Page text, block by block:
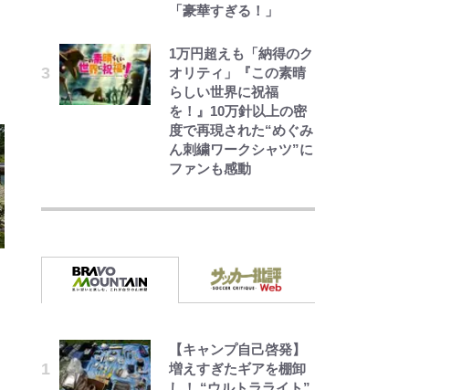
「豪華すぎる！」
1万円超えも「納得のク
オリティ」『この素晴
らしい世界に祝福
を！』10万針以上の密
度で再現された“めぐみ
ん刺繍ワークシャツ”に
ファンも感動
でっかい男になりたい
浅草は日本の心だゾ
【キャンプ自己啓発】
増えすぎたギアを棚卸